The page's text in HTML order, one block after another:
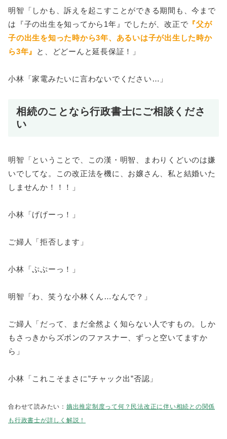
明智「しかも、訴えを起こすことができる期間も、今まで
は『子の出生を知ってから1年』でしたが、改正で 『父が
子の出生を知った時から3年、あるいは子が出生した時か
ら3年』
と、どどーんと延長保証！」
小林「家電みたいに言わないでください…」
相続のことなら行政書士にご相談くださ
い
明智「ということで、この漢・明智、まわりくどいのは嫌
いでしてな。この改正法を機に、お嬢さん、私と結婚いた
しませんか！！！」
小林「げげーっ！」
ご婦人「拒否します」
小林「ぷぷーっ！」
明智「わ、笑うな小林くん…なんで？」
ご婦人「だって、まだ全然よく知らない人ですもの。しか
もさっきからズボンのファスナー、ずっと空いてますか
ら」
小林「これこそまさに”チャック出”否認」
合わせて読みたい： 嫡出推定制度って何？民法改正に伴い相続との関係
も行政書士が詳しく解説！